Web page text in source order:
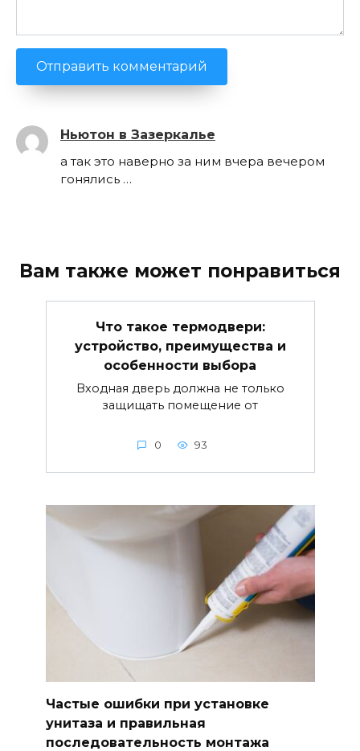
Ньютон в Зазеркалье
а так это наверно за ним вчера вечером
гонялись …
Вам также может понравиться
Что такое термодвери:
устройство, преимущества и
особенности выбора
Входная дверь должна не только
защищать помещение от
0 93
Частые ошибки при установке
унитаза и правильная
последовательность монтажа